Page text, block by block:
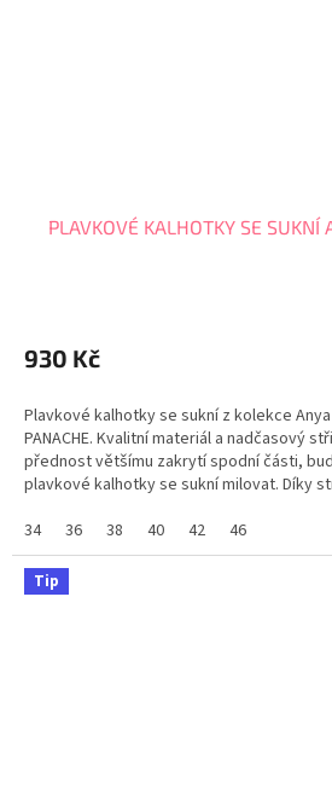
PLAVKOVÉ KALHOTKY SE SUKNÍ
930 Kč
Plavkové kalhotky se sukní z kolekce Anya
PANACHE. Kvalitní materiál a nadčasový
přednost většímu zakrytí spodní části,
plavkové kalhotky se sukní milovat. Díky
34
36 38 40 42 46
Tip